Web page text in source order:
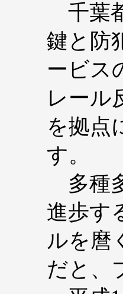
千葉
鍵と防
ービス
レール
を拠点
す。
多種
進歩す
ルを麿
だと、